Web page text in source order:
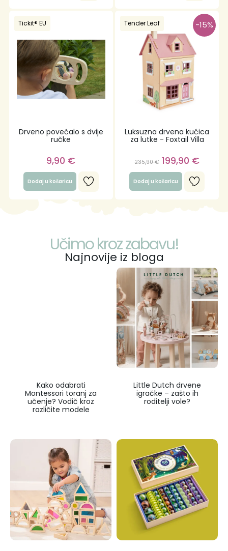
Drveno povećalo s dvije
ručke
Tickit® EU
9,90 €
Dodaj u košaricu
Luksuzna drvena kućica
za lutke - Foxtail Villa
Tender Leaf
235,90€ 199,90 €
Dodaj u košaricu
-15%
Učimo kroz zabavu!
Najnovije iz bloga
Kako odabrati
Montessori toranj za
učenje? Vodič kroz
različite modele
Little Dutch drvene
igračke – zašto ih
roditelji vole?